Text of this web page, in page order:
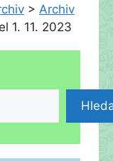
> Archiv
1. 11. 2023